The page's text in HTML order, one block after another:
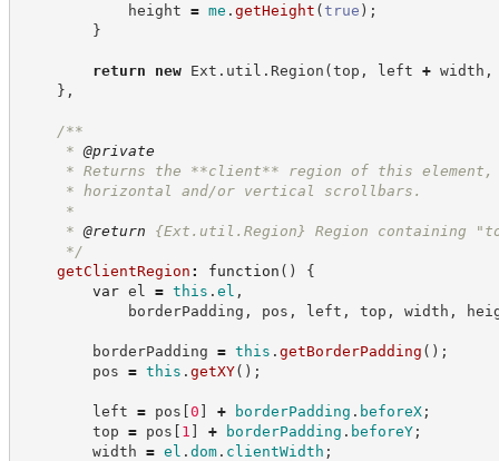
height = me . getHeight (true ) ;
}
return new Ext . util . Region (top , left + width ,
} ,
/**
* @private
* Returns the **client** region of this element,
* horizontal and/or vertical scrollbars.
*
* @return {Ext.util.Region}
Region containing
*/
getClientRegion : function ( )
{
var el = this . el ,
borderPadding , pos , left , top , width ,
borderPadding = this . getBorderPadding ( ) ;
pos = this . getXY( ) ;
left = pos [0 ] + borderPadding . beforeX;
top = pos [ 1 ] + borderPadding . beforeY;
width = el . dom. clientWidth ;